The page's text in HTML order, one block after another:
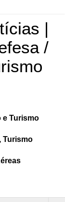
|
/
e Turismo
Turismo